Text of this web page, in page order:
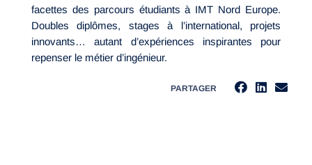
facettes des parcours étudiants à IMT Nord Europe.
Doubles diplômes, stages à l’international, projets
innovants… autant d’expériences inspirantes pour
repenser le métier d’ingénieur.
PARTAGER